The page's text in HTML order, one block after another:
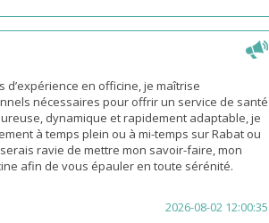
d’expérience en officine, je maîtrise
nécessaires pour offrir un service de santé
dynamique et rapidement adaptable, je
à temps plein ou à mi-temps sur Rabat ou
ravie de mettre mon savoir-faire, mon
afin de vous épauler en toute sérénité.
2026-08-02 12:00:35